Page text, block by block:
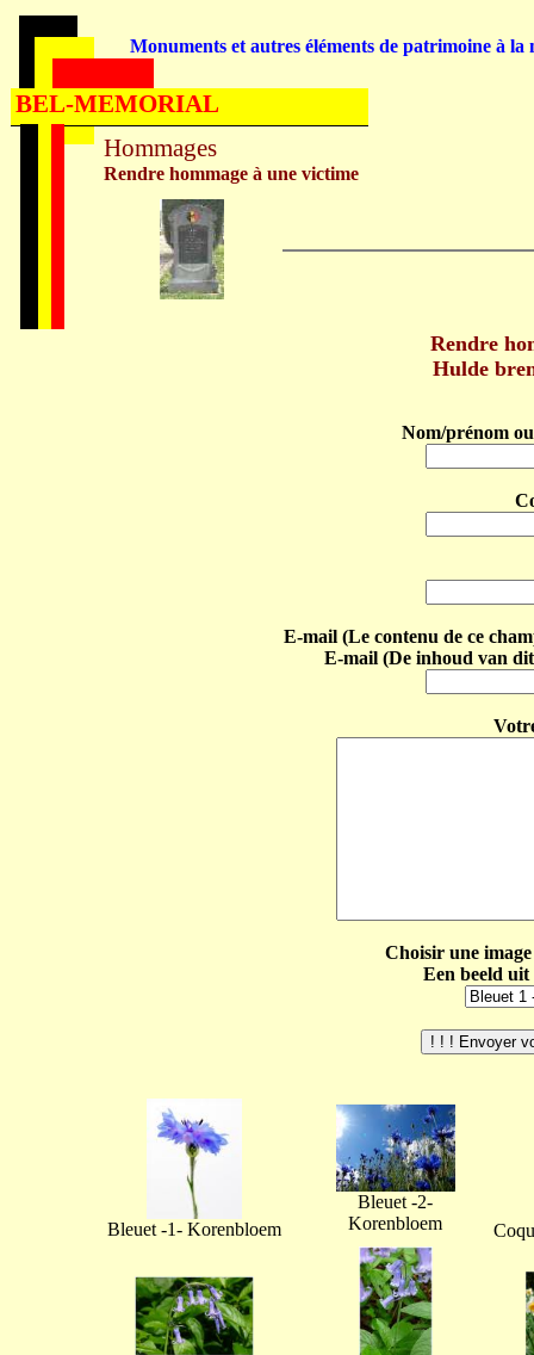
Rendre
Hulde
Nom/prénom
E-mail (Le contenu de ce
E-mail (De inhoud van
Choisir une
Een beeld
Bleuet -1- Korenbloem
Bleuet -2-
Korenbloem
Hommages
Rendre hommage à une victime
Monuments et autres éléments de patrimoine à la
BEL-MEMORIAL